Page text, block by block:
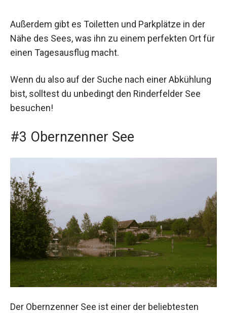
Außerdem gibt es Toiletten und Parkplätze in der
Nähe des Sees, was ihn zu einem perfekten Ort für
einen Tagesausflug macht.
Wenn du also auf der Suche nach einer Abkühlung
bist, solltest du unbedingt den Rinderfelder See
besuchen!
#3 Obernzenner See
Der Obernzenner See ist einer der beliebtesten